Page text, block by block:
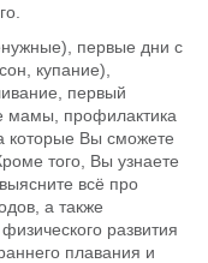
первые дни с
купание),
первый
мамы, профилактика
которые Вы сможете
того, Вы узнаете
всё про
а также
развития
плавания и